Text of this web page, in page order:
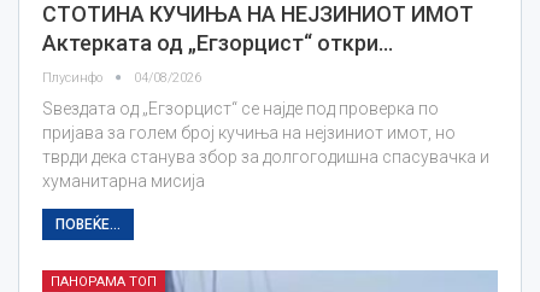
СТОТИНА КУЧИЊА НА НЕЈЗИНИОТ ИМОТ
Актерката од „Егзорцист“ откри…
Плусинфо 04/08/2026
Ѕвездата од „Егзорцист“ се најде под проверка по
пријава за голем број кучиња на нејзиниот имот, но
тврди дека станува збор за долгогодишна спасувачка и
хуманитарна мисија
ПОВЕЌЕ...
ПАНОРАМА ТОП